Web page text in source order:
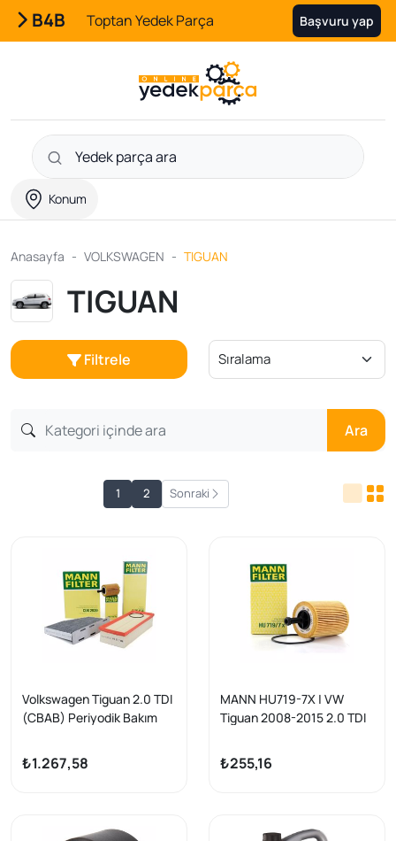
B4B Toptan Yedek Parça Başvuru yap
Konum
Anasayfa VOLKSWAGEN TIGUAN
TIGUAN
Filtrele
Ara
1 2 Sonraki
Volkswagen Tiguan 2.0 TDI
(CBAB) Periyodik Bakım
₺1.267,58
MANN HU719-7X | VW
Tiguan 2008-2015 2.0 TDI
10, Passat 02-09, Jetta
06-10 Yağ Filtresi
₺255,16